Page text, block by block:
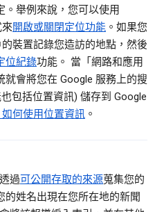
。舉例來說，您可以使用
開啟或關閉定位功能 。如果您
裝置記錄您造訪的地點，然後
位紀錄功能。 當「網路和應用
會將您在 Google 服務上的搜
包括位置資訊) 儲存到 Google
如何使用位置資訊 。
過可公開存取的來源蒐集您的
姓名出現在您所在地的新聞